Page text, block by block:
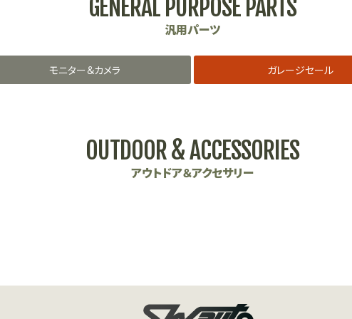
GENERAL PURPOSE PARTS
汎用パーツ
モニター＆カメラ ガレージセール
OUTDOOR & ACCESSORIES
アウトドア＆アクセサリー